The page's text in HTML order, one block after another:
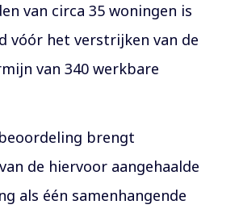
van circa 35 woningen is
vóór het verstrijken van de
van 340 werkbare
brengt
de hiervoor aangehaalde
als één samenhangende